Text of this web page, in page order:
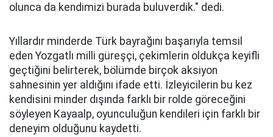
olunca da kendimizi burada buluverdik." dedi.
Yıllardır minderde Türk bayrağını başarıyla temsil
eden Yozgatlı milli güreşçi, çekimlerin oldukça keyifli
geçtiğini belirterek, bölümde birçok aksiyon
sahnesinin yer aldığını ifade etti. İzleyicilerin bu kez
kendisini minder dışında farklı bir rolde göreceğini
söyleyen Kayaalp, oyunculuğun kendileri için farklı bir
deneyim olduğunu kaydetti.